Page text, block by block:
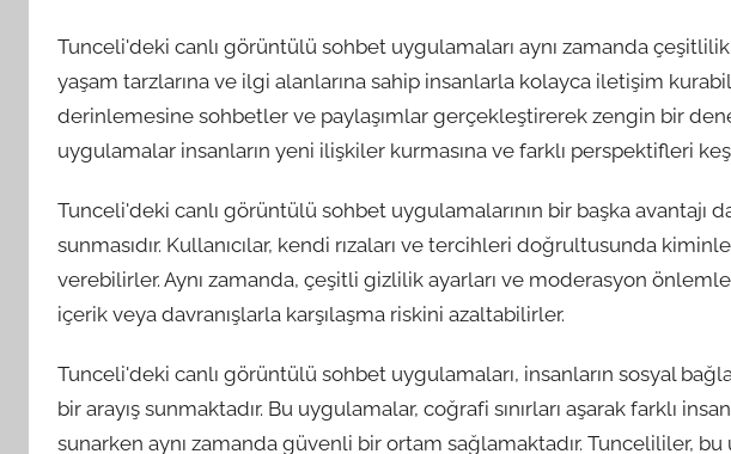
Tunceli'deki canlı görüntülü sohbet uygulamaları aynı zamanda
yaşam tarzlarına ve ilgi alanlarına sahip insanlarla kolayca iletişim
derinlemesine sohbetler ve paylaşımlar gerçekleştirerek zengin bir
uygulamalar insanların yeni ilişkiler kurmasına ve farklı perspektifleri
Tunceli'deki canlı görüntülü sohbet uygulamalarının bir başka avantajı
sunmasıdır. Kullanıcılar, kendi rızaları ve tercihleri doğrultusunda
verebilirler. Aynı zamanda, çeşitli gizlilik ayarları ve moderasyon
içerik veya davranışlarla karşılaşma riskini azaltabilirler.
Tunceli'deki canlı görüntülü sohbet uygulamaları, insanların sosyal
bir arayış sunmaktadır. Bu uygulamalar, coğrafi sınırları aşarak farklı
sunarken aynı zamanda güvenli bir ortam sağlamaktadır. Tuncelililer,